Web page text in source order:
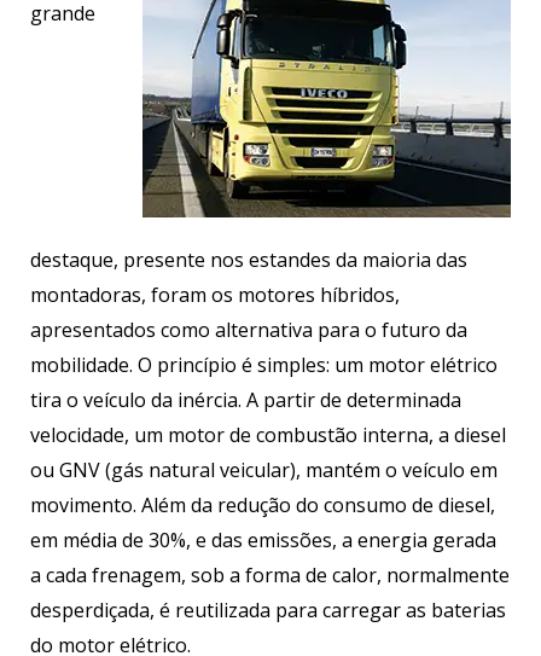
grande
destaque, presente nos estandes da maioria das
montadoras, foram os motores híbridos,
apresentados como alternativa para o futuro da
mobilidade. O princípio é simples: um motor elétrico
tira o veículo da inércia. A partir de determinada
velocidade, um motor de combustão interna, a diesel
ou GNV (gás natural veicular), mantém o veículo em
movimento. Além da redução do consumo de diesel,
em média de 30%, e das emissões, a energia gerada
a cada frenagem, sob a forma de calor, normalmente
desperdiçada, é reutilizada para carregar as baterias
do motor elétrico.